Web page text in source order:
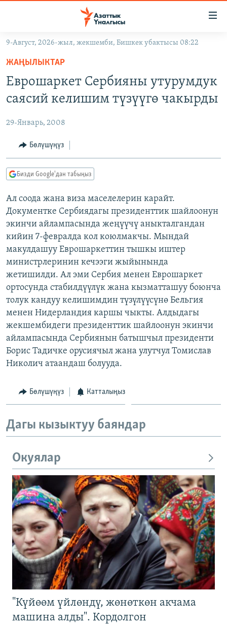
Навигацияга
өтүңүз
Издөөгө
салыңызКЫРГЫЗСТАН
ЭКОНОМИКА
МАДАНИЯТ
ДҮЙНӨ
БОРБОР АЗИЯ
АТАЙЫН ИЛИКТӨӨ
ТВ ПРОГРАММАЛАР
ЭКСПЕРТТЕР ТАЛДАЙТ
БИЗ ЖАНА ДҮЙНӨ
ДАНИСТЕ
ЭЖЕ-СИҢДИЛЕР
АЗАТТЫК+
ЫҢГАЙСЫЗ СУРООЛОР
ӨЗГӨЧӨ ПИКИР
Русский
ОНЛАЙН ШЕРИНЕ
ЭЕ/АРнун бардык сайттары
9-Август, 2026-жыл, жекшемби, Бишкек убактысы 08:22
ЖАҢЫЛЫКТАР
Еврошаркет Сербияны утурумдук
саясий келишим түзүүгө чакырды
29-Январь, 2008
Бөлүшүңүз
Бизди Google'дан табыңыз
Ал соода жана виза маселелерин карайт.
Документке Сербиядагы президенттик шайлоонун
экинчи айлампасында жеңүүчү аныкталгандан
кийин 7-февралда кол коюлмакчы. Мындай
макулдашуу Еврошаркеттин тышкы иштер
министрлеринин кечээги жыйынында
жетишилди. Ал эми Сербия менен Еврошаркет
ортосунда стабилдүүлүк жана кызматташуу боюнча
толук кандуу келишимдин түзүлүүсүнө Бельгия
менен Нидерландия каршы чыкты. Алдыдагы
жекшембидеги президенттик шайлоонун экинчи
айлампасында Сербиянын батышчыл президенти
Борис Тадичке орусиячыл жана улутчул Томислав
Николич атаандаш болууда.
Бөлүшүңүз Катталыңыз
Дагы кызыктуу баяндар
Окуялар
"Күйөөм үйлөндү, жөнөткөн акчама
машина алды". Кордолгон